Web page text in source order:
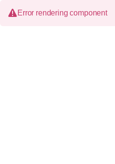
Error rendering component